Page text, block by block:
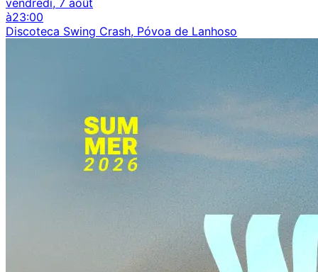
vendredi, 7 août
à23:00
Discoteca Swing Crash, Póvoa de Lanhoso